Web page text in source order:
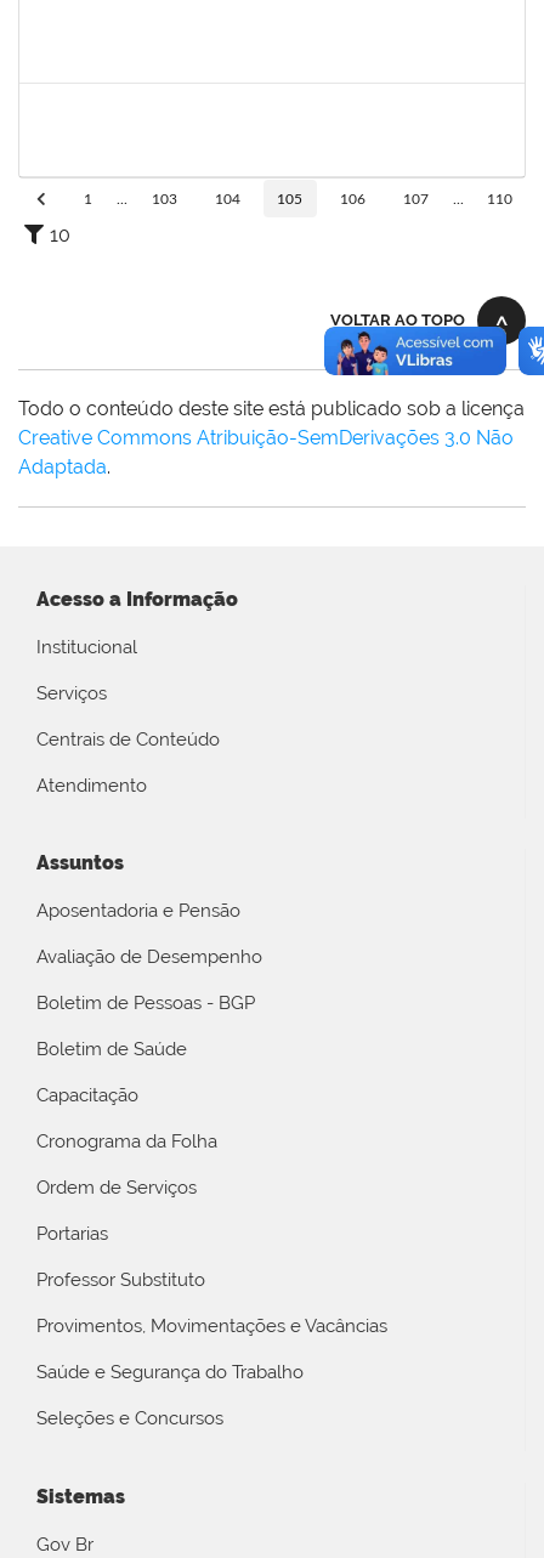
1 103 104 105 106 107 110
10
VOLTAR AO TOPO
Todo o conteúdo deste site está publicado sob a licença
Creative Commons Atribuição-SemDerivações 3.0 Não
Adaptada.
Acesso a Informação
Institucional
Serviços
Centrais de Conteúdo
Atendimento
Assuntos
Aposentadoria e Pensão
Avaliação de Desempenho
Boletim de Pessoas - BGP
Boletim de Saúde
Capacitação
Cronograma da Folha
Ordem de Serviços
Portarias
Professor Substituto
Provimentos, Movimentações e Vacâncias
Saúde e Segurança do Trabalho
Seleções e Concursos
Sistemas
Gov Br